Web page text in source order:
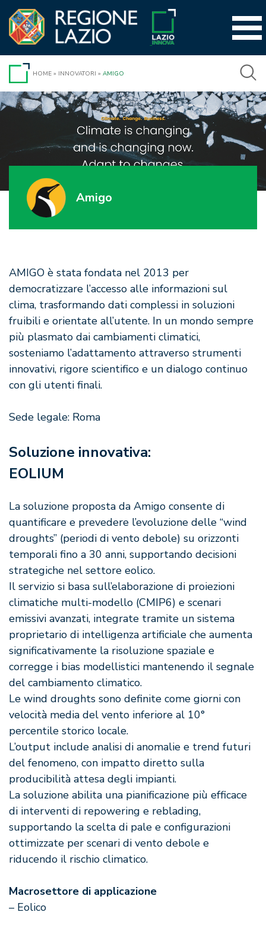
contenuto
HOME » INNOVATORI » AMIGO
Amigo
AMIGO è stata fondata nel 2013 per
democratizzare l’accesso alle informazioni sul
clima, trasformando dati complessi in soluzioni
fruibili e orientate all’utente. In un mondo sempre
più plasmato dai cambiamenti climatici,
sosteniamo l’adattamento attraverso strumenti
innovativi, rigore scientifico e un dialogo continuo
con gli utenti finali.
Sede legale: Roma
Soluzione innovativa:
EOLIUM
La soluzione proposta da Amigo consente di
quantificare e prevedere l’evoluzione delle “wind
droughts” (periodi di vento debole) su orizzonti
temporali fino a 30 anni, supportando decisioni
strategiche nel settore eolico.
Il servizio si basa sull’elaborazione di proiezioni
climatiche multi-modello (CMIP6) e scenari
emissivi avanzati, integrate tramite un sistema
proprietario di intelligenza artificiale che aumenta
significativamente la risoluzione spaziale e
corregge i bias modellistici mantenendo il segnale
del cambiamento climatico.
Le wind droughts sono definite come giorni con
velocità media del vento inferiore al 10°
percentile storico locale.
L’output include analisi di anomalie e trend futuri
del fenomeno, con impatto diretto sulla
producibilità attesa degli impianti.
La soluzione abilita una pianificazione più efficace
di interventi di repowering e reblading,
supportando la scelta di pale e configurazioni
ottimizzate per scenari di vento debole e
riducendo il rischio climatico.
Macrosettore di applicazione
– Eolico